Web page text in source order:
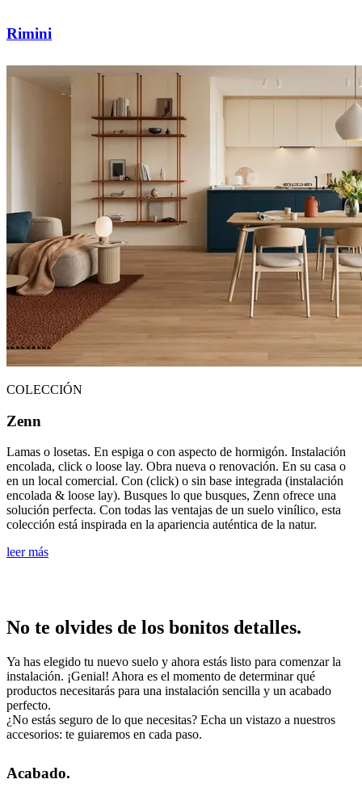
Rimini
COLECCIÓN
Zenn
Lamas o losetas. En espiga o con aspecto de hormigón. Instalación
encolada, click o loose lay. Obra nueva o renovación. En su casa o
en un local comercial. Con (click) o sin base integrada (instalación
encolada & loose lay). Busques lo que busques, Zenn ofrece una
solución perfecta. Con todas las ventajas de un suelo vinílico, esta
colección está inspirada en la apariencia auténtica de la natur.
leer más
No te olvides de los bonitos detalles.
Ya has elegido tu nuevo suelo y ahora estás listo para comenzar la
instalación. ¡Genial! Ahora es el momento de determinar qué
productos necesitarás para una instalación sencilla y un acabado
perfecto.
¿No estás seguro de lo que necesitas? Echa un vistazo a nuestros
accesorios: te guiaremos en cada paso.
Acabado.